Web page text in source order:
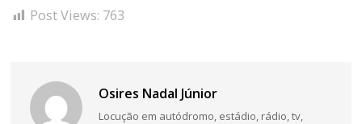
Post Views: 763
Osires Nadal Júnior
Locução em autódromo, estádio, rádio, tv,